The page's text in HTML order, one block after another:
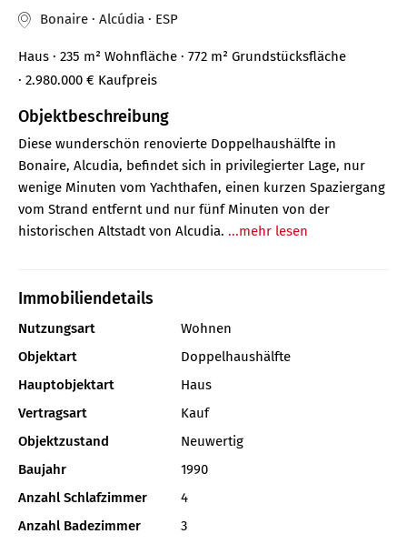
Bonaire · Alcúdia · ESP
Haus · 235 m² Wohnfläche · 772 m² Grundstücksfläche
· 2.980.000 € Kaufpreis
Objektbeschreibung
Diese wunderschön renovierte Doppelhaushälfte in
Bonaire, Alcudia, befindet sich in privilegierter Lage, nur
wenige Minuten vom Yachthafen, einen kurzen Spaziergang
vom Strand entfernt und nur fünf Minuten von der
historischen Altstadt von Alcudia. ...mehr lesen
Immobiliendetails
Nutzungsart
Wohnen
Objektart
Doppelhaushälfte
Hauptobjektart
Haus
Vertragsart
Kauf
Objektzustand
Neuwertig
Baujahr
1990
Anzahl Schlafzimmer
4
Anzahl Badezimmer
3